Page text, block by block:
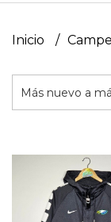
Inicio